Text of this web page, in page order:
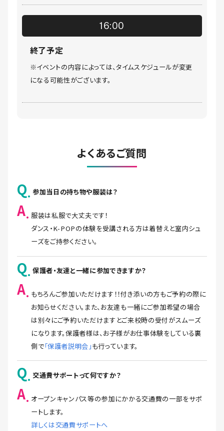
16:00
終了予定
※イベントの内容によっては、タイムスケジュールが変更
になる可能性がございます。
よくあるご質問
Q 参加当日の持ち物や服装は？
A
服装は私服で大丈夫です！
ダンス・K-POPの体験を受講される方は着替えと室内シュ
ーズをご持参ください。
Q 保護者・友達と一緒に参加できますか？
A
もちろんご参加いただけます！！付き添いの方もご予約の際に
お知らせください。また、お友達も一緒にご参加希望の場合
は別々にご予約いただけますとご来校時の受付がスムーズ
になります。保護者様は、お子様がお仕事体験をしている裏
側で「保護者説明会」も行っています。
Q 交通費サポートって何ですか？
A
オープンキャンパス等の参加にかかる交通費の一部をサポ
ートします。
詳しくは交通費サポートへ